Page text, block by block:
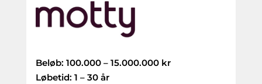
Beløb: 100.000 – 15.000.000 kr
Løbetid: 1 – 30 år